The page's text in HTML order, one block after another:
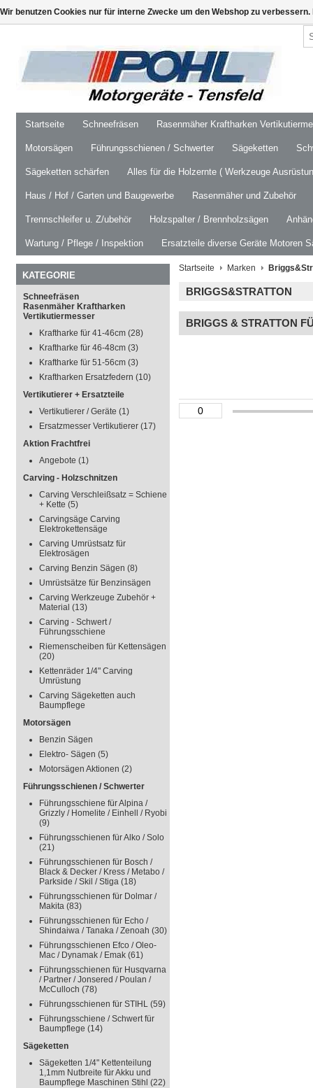
Startseite Schneefräsen Rasenmäher Kraftharken
Motorsägen Führungsschienen / Schwerter Sägeketten
Sägeketten schärfen Alles für die Holzernte ( Werkzeuge
Haus / Hof / Garten und Baugewerbe Rasenmäher und Zubehör
Trennschleifer u. Z/ubehör Holzspalter / Brennholzsägen
Wartung / Pflege / Inspektion Ersatzteile diverse Geräte Motoren
KATEGORIE
Schneefräsen
Rasenmäher Kraftharken
Vertikutiermesser
Kraftharke für 41-46cm (28)
Kraftharke für 46-48cm (3)
Kraftharke für 51-56cm (3)
Kraftharken Ersatzfedern (10)
Vertikutierer + Ersatzteile
Vertikutierer / Geräte (1)
Ersatzmesser Vertikutierer (17)
Aktion Frachtfrei
Angebote (1)
Carving - Holzschnitzen
Carving Verschleißsatz = Schiene
+ Kette (5)
Carvingsäge Carving
Elektrokettensäge
Carving Umrüstsatz für
Elektrosägen
Carving Benzin Sägen (8)
Umrüstsätze für Benzinsägen
Carving Werkzeuge Zubehör +
Material (13)
Carving - Schwert /
Führungsschiene
Riemenscheiben für Kettensägen
(20)
Kettenräder 1/4" Carving
Umrüstung
Carving Sägeketten auch
Baumpflege
Motorsägen
Benzin Sägen
Elektro- Sägen (5)
Motorsägen Aktionen (2)
Führungsschienen / Schwerter
Führungsschiene für Alpina /
Grizzly / Homelite / Einhell / Ryobi
(9)
Führungsschienen für Alko / Solo
(21)
Führungsschienen für Bosch /
Black & Decker / Kress / Metabo /
Parkside / Skil / Stiga (18)
Führungsschienen für Dolmar /
Makita (83)
Führungsschienen für Echo /
Shindaiwa / Tanaka / Zenoah (30)
Führungsschienen Efco / Oleo-
Mac / Dynamak / Emak (61)
Führungsschienen für Husqvarna
/ Partner / Jonsered / Poulan /
McCulloch (78)
Führungsschienen für STIHL (59)
Führungsschiene / Schwert für
Baumpflege (14)
Sägeketten
Sägeketten 1/4" Kettenteilung
1,1mm Nutbreite für Akku und
Baumpflege Maschinen Stihl (22)
Startseite Marken
BRIGGS&STRATTON
BRIGGS & STRATTON
Wir benutzen Cookies nur für interne Zwecke um den Webshop zu